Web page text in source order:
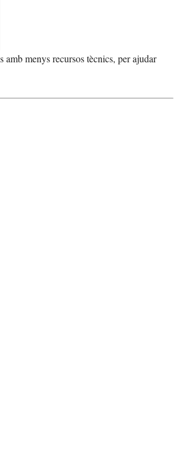
menys recursos tècnics, per ajudar